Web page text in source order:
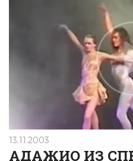
13.11.2003
АДАЖИО ИЗ